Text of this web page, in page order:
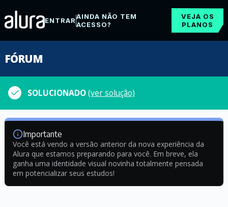
ENTRARAINDA NÃO TEM
ACESSO?
VEJA OS
PLANOS
FÓRUM
SOLUCIONADO(ver solução)
Importante
Você está vendo a versão anterior da nova experiência da
Alura que estamos preparando para você. Em breve, ela
ganha uma identidade visual novinha totalmente pensada
em potencializar seus estudos!